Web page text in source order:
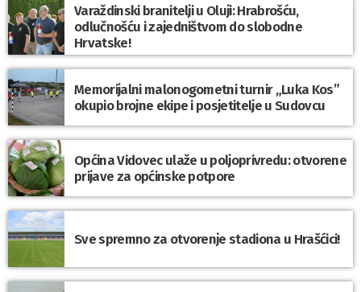
Varaždinski branitelji u Oluji: Hrabrošću,
odlučnošću i zajedništvom do slobodne
Hrvatske!
Memorijalni malonogometni turnir „Luka Kos”
okupio brojne ekipe i posjetitelje u Sudovcu
Općina Vidovec ulaže u poljoprivredu: otvorene
prijave za općinske potpore
Sve spremno za otvorenje stadiona u Hrašćici!